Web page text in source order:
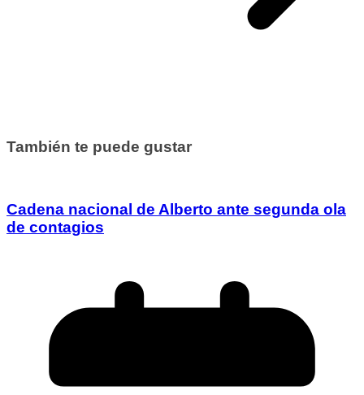
También te puede gustar
Cadena nacional de Alberto ante segunda ola
de contagios